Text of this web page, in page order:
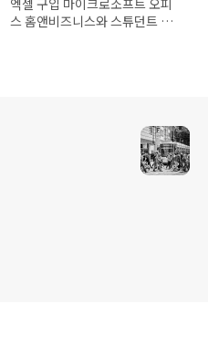
엑셀 구입 마이크로소프트 오피
스 홈앤비즈니스와 스튜던트 비